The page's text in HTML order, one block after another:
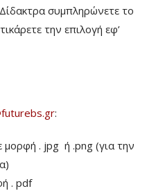
συμπληρώνετε το
την επιλογή εφ’
:
. jpg ή .png (για την
. pdf